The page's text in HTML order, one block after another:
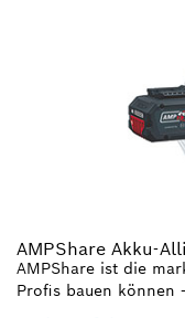
AMPShare Akku-
AMPShare ist die
Profis bauen können